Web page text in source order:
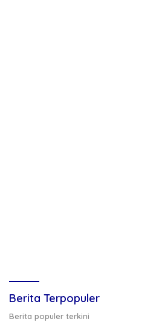
Berita Terpopuler
Berita populer terkini